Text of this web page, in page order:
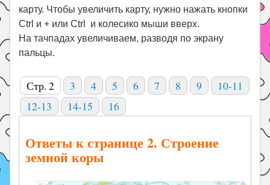
карту. Чтобы увеличить карту, нужно нажать кнопки
Ctrl и + или Ctrl и колесико мыши вверх.
На тачпадах увеличиваем, разводя по экрану
пальцы.
Стр. 2 3 4 5 6 7 8 9
10-11
12-13
14-15 16
Ответы к странице 2. Строение
земной коры